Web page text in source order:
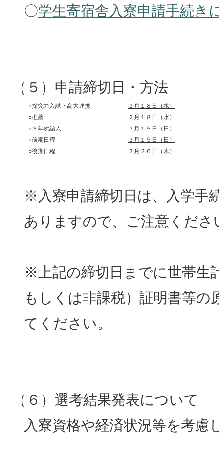
〇学生寄宿舎入寮申請手続き
（５）申請締切日・方法
○探究力入試・高大連携
２月１８日（水）
○推薦
２月１８日（水）
○３年次編入
３月１５日（日）
○前期日程
３月１５日（日）
○後期日程
３月２６日（木）
※入寮申請締切日は、入学手
ありますので、ご注意くださ
※上記の締切日までに世帯生
もしくは非課税）証明書等
てください。
（６）選考結果発表について
入寮資格や経済状況等を考慮